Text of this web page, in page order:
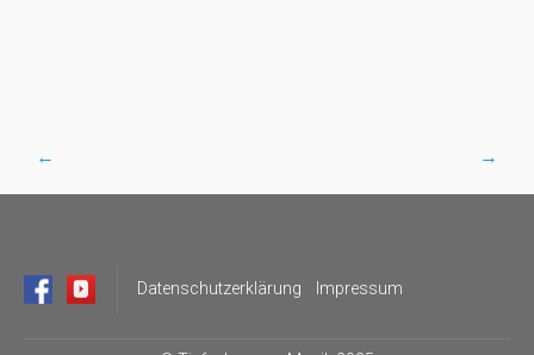
← →
Datenschutzerklärung Impressum